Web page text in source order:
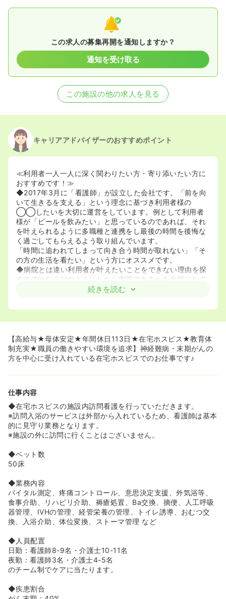
この求人の募集再開を通知しますか？
通知を受け取る
この施設の他の求人を見る
キャリアアドバイザーのおすすめポイント
≪利用者一人一人に深く関わりたい方・寄り添いたい方に
おすすめです！≫
◆2017年3月に「看護師」が設立した会社です。「前を向
いて生きるを支える」という理念に基づき利用者様の
◯◯したいを大切に運営をしています。例として利用者
様が「ビールを飲みたい」と思っているのであれば、それ
を叶えられるように多職種と連携をし最後の時間を後悔な
く過ごしてもらえるよう取り組んでいます。
「時間に追われてしまって向き合う時間が取れない」「そ
の方の生活を看たい」という方にオススメです。
◆病院とは違い利用者が叶えたいことをできない理由を探
すのではなくどのようにしたら実現できるかを大切にして
<<終末期に関わることができます！>>
器などの処置が必要な方への看護手技も行うことができる
ため、看護師としてのスキルも身につけることができま
す！
<<働く職員・利用者様をとても大切にしている会社です
◆月に1回職場サーベイを行っております。現場から上が
ってきたコメントを本社の管理職の方がチェックをし職場
改善に努めております。
◆こころみる休暇という有給3日連続で取得すると奨励金1
万円付与される制度がございます。有給取得1日だけでは家
ことで心身ともにリフレッシュできるようにと導入されま
した。有給と公休を重ねて旅行に出かける方もいるようで
◆病院と同じように毎年定期昇給がございます。
◆従業員が長く働いていけるように入社後1ヶ月後に入社
アンケートを実施しています。本社の社員がすべてに目を
通し
困り事などに早く気付けるような体制を作っています。
を行ってきており、職員が長く働ける環境つくりが良い看
護を提供することにつながると考えています！
◆WeCanプロジェクトという施設の課題や困りごとを共有
し他施設とも相談をすることで現場力を向上する取り組み
例としてお庭が手入れまで行き届かずの状態だったが、事
務員の方の少しでも気持ちよく過ごしていただきたいとい
続きを読む
【高給与★母体安定★年間休日113日★在宅ホスピス★教育体
制充実★職員の働きやすい環境を追求】神経難病・末期がんの
方を中心に受け入れている在宅ホスピスでのお仕事です♪
仕事内容
◆在宅ホスピスの施設内訪問看護を行っていただきます。
※訪問入浴のサービスは外部から入れているため、看護師は基本
的に見守り業務となります。
※施設の外に訪問に行くことはございません。
◆ベット数
50床
◆業務内容
バイタル測定、疼痛コントロール、意思決定支援、外気浴等、
食事介助、リハビリ介助、褥瘡処置、Ba交換、摘便、人工呼吸
器管理、IVHの管理、経管栄養の管理、トイレ誘導、おむつ交
換、入浴介助、体位変換、ストーマ管理 など
◆人員配置
日勤：看護師8-9名・介護士10-11名
夜勤：看護師3名・介護士4-5名
のチーム制でケアに当たります。
◆疾患割合